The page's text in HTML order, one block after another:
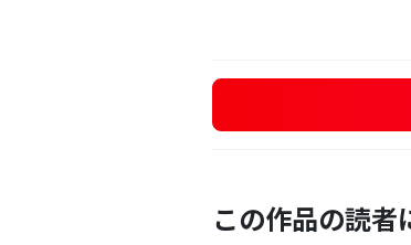
この作品の読者